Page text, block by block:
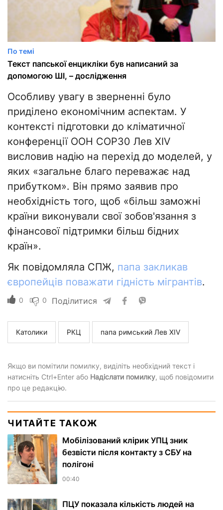
По темі
Текст папської енцикліки був написаний за
допомогою ШІ, – дослідження
Особливу увагу в зверненні було
приділено економічним аспектам. У
контексті підготовки до кліматичної
конференції ООН COP30 Лев XIV
висловив надію на перехід до моделей, у
яких «загальне благо переважає над
прибутком». Він прямо заявив про
необхідність того, щоб «більш заможні
країни виконували свої зобов'язання з
фінансової підтримки більш бідних
країн».
Як повідомляла СПЖ, папа закликав
європейців поважати гідність мігрантів.
0 0 Поділитися
Католики РКЦ папа римський Лев XIV
Якщо ви помітили помилку, виділіть необхідний текст і
натисніть Ctrl+Enter або Надіслати помилку, щоб повідомити
про це редакцію.
ЧИТАЙТЕ ТАКОЖ
Мобілізований клірик УПЦ зник
безвісти після контакту з СБУ на
полігоні
00:40
ПЦУ показала кількість людей на